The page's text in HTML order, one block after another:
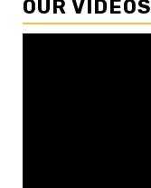
OUR VIDEOS